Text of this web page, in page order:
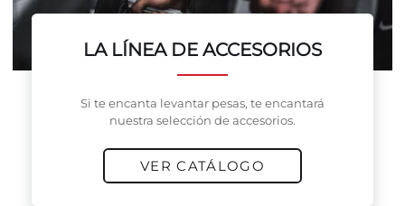
LA LÍNEA DE ACCESORIOS
Si te encanta levantar pesas, te encantará
nuestra selección de accesorios.
VER CATÁLOGO